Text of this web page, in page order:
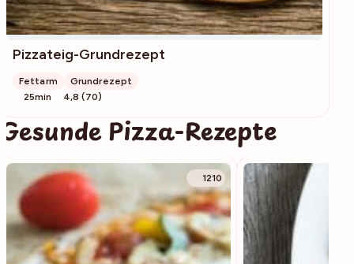
Pizzateig-Grundrezept
Fettarm
Grundrezept
25min
4,8 (70)
Gesunde Pizza-Rezepte
1210